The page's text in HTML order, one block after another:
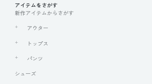
アイテムをさがす
新作アイテムからさがす
アウター
トップス
パンツ
シューズ